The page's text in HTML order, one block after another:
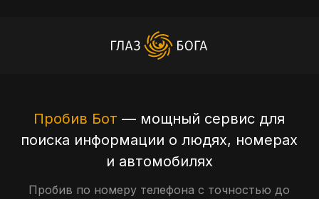
Пробив Бот — мощный сервис для
поиска информации о людях, номерах
и автомобилях
Пробив по номеру телефона с точностью до